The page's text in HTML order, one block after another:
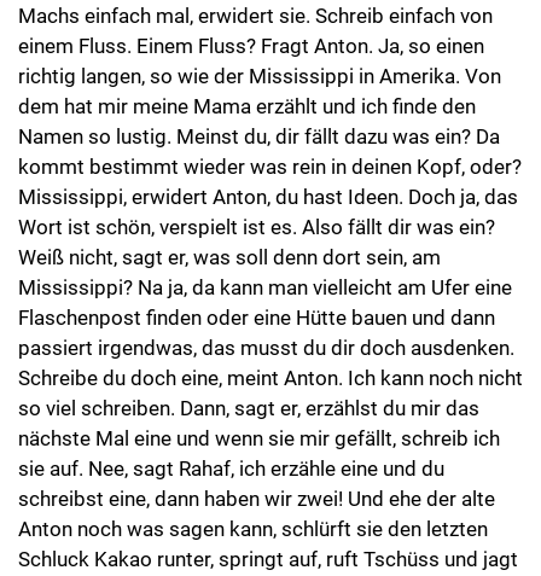
Machs einfach mal, erwidert sie. Schreib einfach von
einem Fluss. Einem Fluss? Fragt Anton. Ja, so einen
richtig langen, so wie der Mississippi in Amerika. Von
dem hat mir meine Mama erzählt und ich finde den
Namen so lustig. Meinst du, dir fällt dazu was ein? Da
kommt bestimmt wieder was rein in deinen Kopf, oder?
Mississippi, erwidert Anton, du hast Ideen. Doch ja, das
Wort ist schön, verspielt ist es. Also fällt dir was ein?
Weiß nicht, sagt er, was soll denn dort sein, am
Mississippi? Na ja, da kann man vielleicht am Ufer eine
Flaschenpost finden oder eine Hütte bauen und dann
passiert irgendwas, das musst du dir doch ausdenken.
Schreibe du doch eine, meint Anton. Ich kann noch nicht
so viel schreiben. Dann, sagt er, erzählst du mir das
nächste Mal eine und wenn sie mir gefällt, schreib ich
sie auf. Nee, sagt Rahaf, ich erzähle eine und du
schreibst eine, dann haben wir zwei! Und ehe der alte
Anton noch was sagen kann, schlürft sie den letzten
Schluck Kakao runter, springt auf, ruft Tschüss und jagt